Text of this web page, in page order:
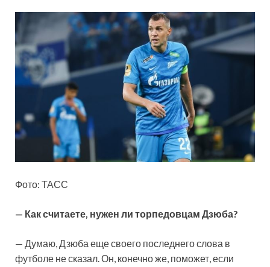
Фото: ТАСС
— Как считаете, нужен ли торпедовцам Дзюба?
— Думаю, Дзюба еще своего последнего слова в
футболе не сказал. Он, конечно же, поможет, если